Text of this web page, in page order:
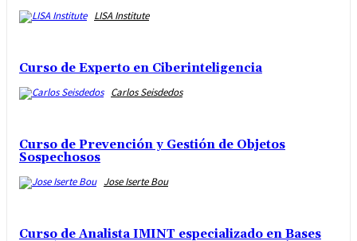
LISA Institute
Curso de Experto en Ciberinteligencia
Carlos Seisdedos
Curso de Prevención y Gestión de Objetos
Sospechosos
Jose Iserte Bou
Curso de Analista IMINT especializado en Bases